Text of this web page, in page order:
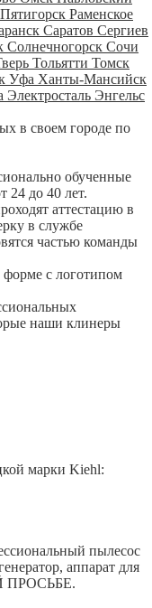
Пятигорск Раменское
Саратов Сергиев
Солнечногорск Сочи
Тольятти Томск
Уфа Ханты-Мансийск
Электросталь Энгельс
в своем городе по
обученные
24 до 40 лет.
аттестацию в
в службе
частью команды
с логотипом
наши клинеры
марки Kiehl:
пылесос
аппарат для
ПРОСЬБЕ.